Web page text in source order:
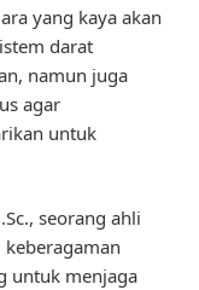
yang kaya akan
darat
namun juga
agar
untuk
seorang ahli
untuk menjaga